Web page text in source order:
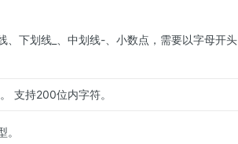
、下划线_、中划线-、小数点，需要以字母开头
支持200位内字符。